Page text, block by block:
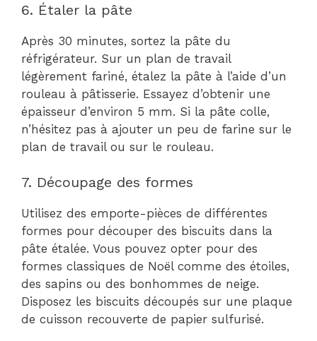
6. Étaler la pâte
Après 30 minutes, sortez la pâte du
réfrigérateur. Sur un plan de travail
légèrement fariné, étalez la pâte à l’aide d’un
rouleau à pâtisserie. Essayez d’obtenir une
épaisseur d’environ 5 mm. Si la pâte colle,
n’hésitez pas à ajouter un peu de farine sur le
plan de travail ou sur le rouleau.
7. Découpage des formes
Utilisez des emporte-pièces de différentes
formes pour découper des biscuits dans la
pâte étalée. Vous pouvez opter pour des
formes classiques de Noël comme des étoiles,
des sapins ou des bonhommes de neige.
Disposez les biscuits découpés sur une plaque
de cuisson recouverte de papier sulfurisé.